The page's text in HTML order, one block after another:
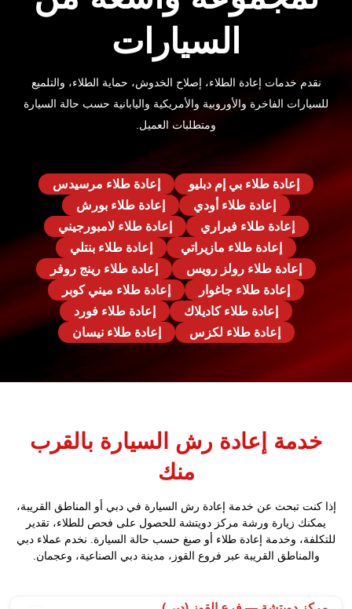
السيارات
نقدم خدمات إعادة الطلاء، إصلاح الخدوش، حماية الطلاء، والتلميع
للسيارات الفاخرة والأوروبية والأمريكية واليابانية حسب حالة السيارة
ومتطلبات العميل.
إعادة طلاء بي إم دبليو
إعادة طلاء مرسيدس
إعادة طلاء أودي
إعادة طلاء بورش
إعادة طلاء فيراري
إعادة طلاء لامبورجيني
إعادة طلاء مازيراتي
إعادة طلاء بنتلي
إعادة طلاء رولز رويس
إعادة طلاء رينج روفر
إعادة طلاء جاغوار
إعادة طلاء ميني كوبر
إعادة طلاء كاديلاك
إعادة طلاء فورد
إعادة طلاء لكزس
إعادة طلاء نيسان
خدمة إعادة رش السيارة بالقرب
منك
إذا كنت تبحث عن خدمة إعادة رش السيارة في دبي أو المناطق القريبة،
يمكنك زيارة ورشة مركز دويتشة للحصول على فحص للطلاء، تقدير
للتكلفة، وخدمة إعادة طلاء أو صبغ حسب حالة السيارة. نخدم عملاء دبي
والمناطق القريبة عبر فروع القوز، مدينة دبي الصناعية، وعجمان.